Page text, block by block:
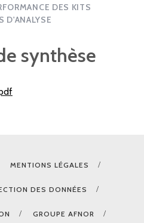
DES KITS
D'ANALYSE
synthèse
MENTIONS LÉGALES
DES DONNÉES
GROUPE AFNOR